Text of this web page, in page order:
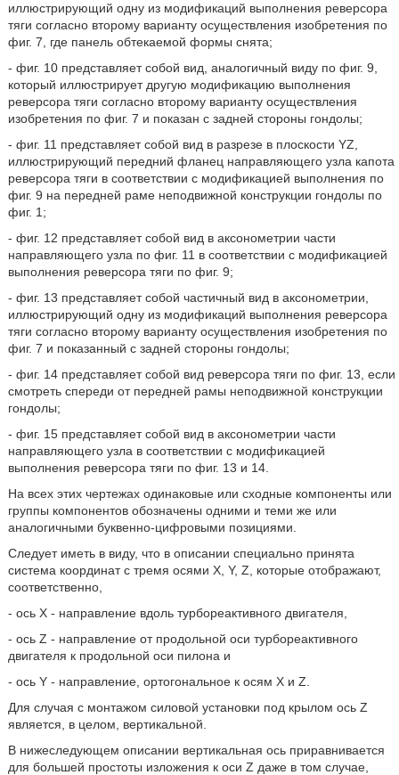
иллюстрирующий одну из модификаций выполнения реверсора
тяги согласно второму варианту осуществления изобретения по
фиг. 7, где панель обтекаемой формы снята;
- фиг. 10 представляет собой вид, аналогичный виду по фиг. 9,
который иллюстрирует другую модификацию выполнения
реверсора тяги согласно второму варианту осуществления
изобретения по фиг. 7 и показан с задней стороны гондолы;
- фиг. 11 представляет собой вид в разрезе в плоскости YZ,
иллюстрирующий передний фланец направляющего узла капота
реверсора тяги в соответствии с модификацией выполнения по
фиг. 9 на передней раме неподвижной конструкции гондолы по
фиг. 1;
- фиг. 12 представляет собой вид в аксонометрии части
направляющего узла по фиг. 11 в соответствии с модификацией
выполнения реверсора тяги по фиг. 9;
- фиг. 13 представляет собой частичный вид в аксонометрии,
иллюстрирующий одну из модификаций выполнения реверсора
тяги согласно второму варианту осуществления изобретения по
фиг. 7 и показанный с задней стороны гондолы;
- фиг. 14 представляет собой вид реверсора тяги по фиг. 13, если
смотреть спереди от передней рамы неподвижной конструкции
гондолы;
- фиг. 15 представляет собой вид в аксонометрии части
направляющего узла в соответствии с модификацией
выполнения реверсора тяги по фиг. 13 и 14.
На всех этих чертежах одинаковые или сходные компоненты или
группы компонентов обозначены одними и теми же или
аналогичными буквенно-цифровыми позициями.
Следует иметь в виду, что в описании специально принята
система координат с тремя осями X, Y, Z, которые отображают,
соответственно,
- ось X - направление вдоль турбореактивного двигателя,
- ось Z - направление от продольной оси турбореактивного
двигателя к продольной оси пилона и
- ось Y - направление, ортогональное к осям X и Z.
Для случая с монтажом силовой установки под крылом ось Z
является, в целом, вертикальной.
В нижеследующем описании вертикальная ось приравнивается
для большей простоты изложения к оси Z даже в том случае,